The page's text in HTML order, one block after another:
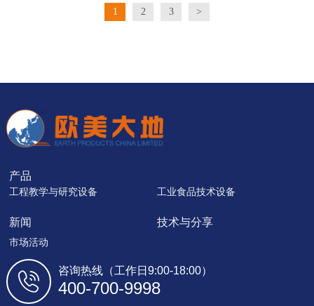
1 2 3 >
产品
工程教学与研究设备 工业食品技术设备
新闻
市场活动
技术与分享
咨询热线（工作日9:00-18:00）
400-700-9998